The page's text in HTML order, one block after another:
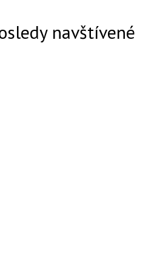
navštívené